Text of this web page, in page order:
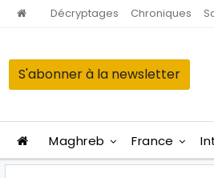
Décryptages Chroniques
S'abonner à la newsletter
Maghreb France